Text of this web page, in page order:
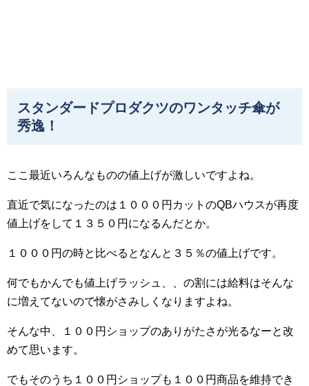
スタンダードプロダクツのワンタッチ傘が
秀逸！
ここ最近いろんなものの値上げが激しいですよね。
直近で気になったのは１０００円カットのQBハウスが再度
値上げをして１３５０円になるんだとか。
１０００円の時と比べるとなんと３５％の値上げです。
何でもかんでも値上げラッシュ、、の割には給料はそんな
に増えてないので懐がさみしくなりますよね。
そんな中、１００円ショップのありがたさが光るなーと改
めて思います。
でもそのうち１００円ショップも１００円商品を維持でき